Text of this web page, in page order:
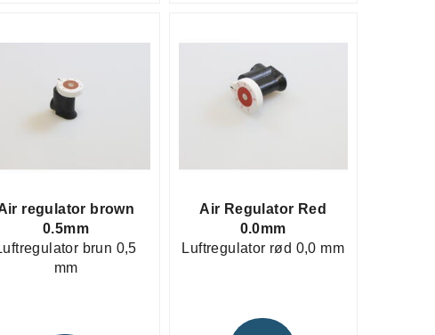
regulator brown
0.5mm
brun 0,5
mm
Air Regulator Red
0.0mm
Luftregulator rød 0,0 mm